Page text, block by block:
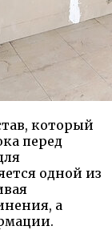
который
перед
одной из
а